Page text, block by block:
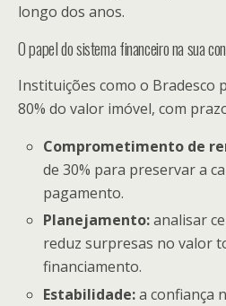
longo dos anos.
O papel do sistema financeiro na sua
Instituições como o Bradesco
80% do valor imóvel, com
Comprometimento de
de 30% para preservar a
pagamento.
Planejamento:analisar
reduz surpresas no valor
financiamento.
Estabilidade:a confiança